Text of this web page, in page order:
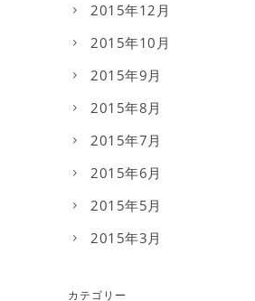
2015年12月
2015年10月
2015年9月
2015年8月
2015年7月
2015年6月
2015年5月
2015年3月
カテゴリー